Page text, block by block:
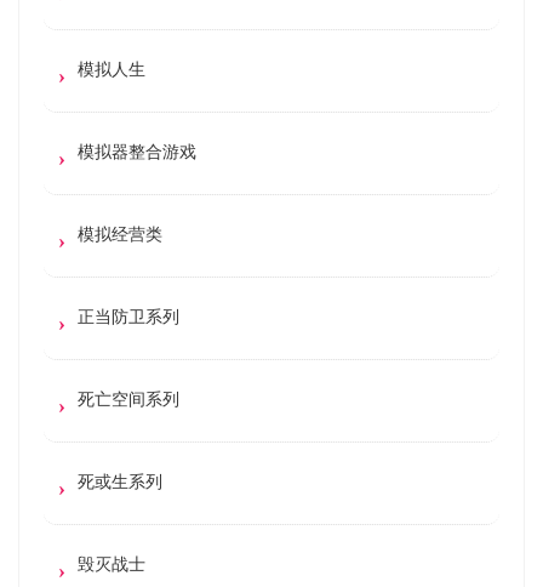
模拟人生
模拟器整合游戏
模拟经营类
正当防卫系列
死亡空间系列
死或生系列
毁灭战士